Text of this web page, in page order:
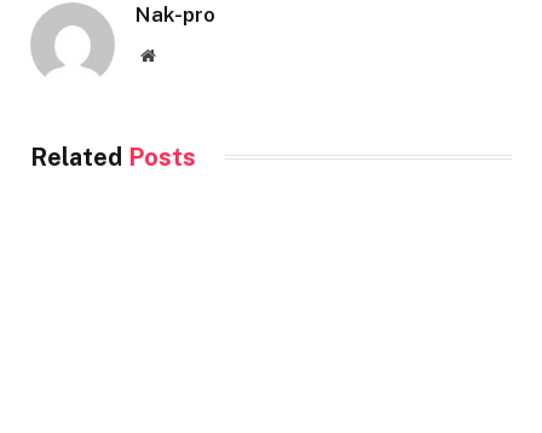
Nak-pro
Website
Related Posts